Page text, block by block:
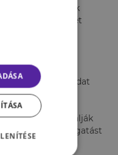
a stílust nevezik
a vezető konkrét
a munkát.
ellentéte: ő
egy-egy feladat
érzi a
kérni.
beosztottak találják
minden támogatást